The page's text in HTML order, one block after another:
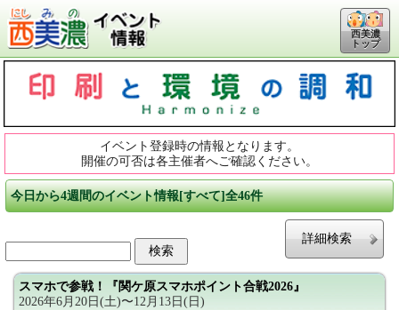
西美濃
トップ
イベント登録時の情報となります。
開催の可否は各主催者へご確認ください。
今日から4週間のイベント情報[すべて]全46件
詳細検索
スマホで参戦！『関ケ原スマホポイント合戦2026』
2026年6月20日(土)〜12月13日(日)